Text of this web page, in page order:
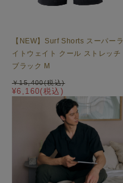
【NEW】Surf Shorts スーパーラ
イトウェイト クール ストレッチ
ブラック M
¥6,160(税込)
￥15,400(税込)